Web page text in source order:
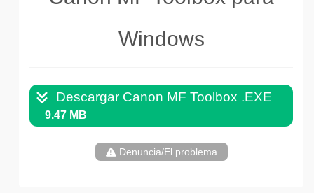
Windows
Descargar Canon MF Toolbox .EXE
9.47 MB
Denuncia/El problema